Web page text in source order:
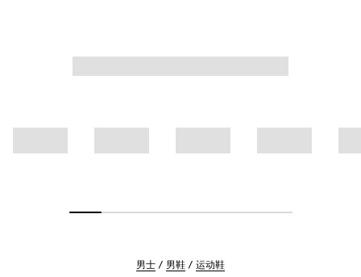
男士 男鞋 运动鞋